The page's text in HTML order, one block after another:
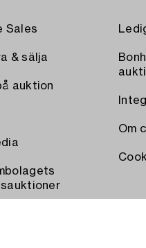
Sales
& sälja
auktion
Om